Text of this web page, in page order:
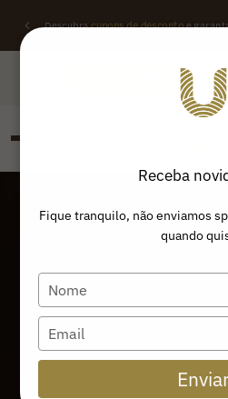
Descubracupons de descontoe
Buscar produtos:
Receba
Fique tranquilo, não enviamos
quando
Type
your
name
Type
your
email